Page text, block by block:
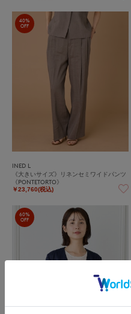
40%
OFF
INED L
《大きいサイズ》リネンセミワイドパンツ
《PONTETORTO》
￥23,760(税込)
60%
OFF